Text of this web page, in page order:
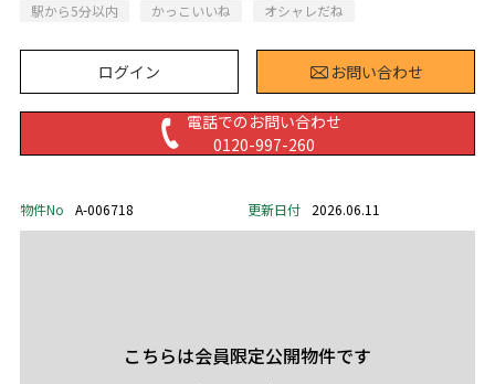
駅から5分以内
かっこいいね オシャレだね
ログイン お問い合わせ
電話でのお問い合わせ
0120-997-260
物件No A-006718 更新日付 2026.06.11
こちらは会員限定公開物件です